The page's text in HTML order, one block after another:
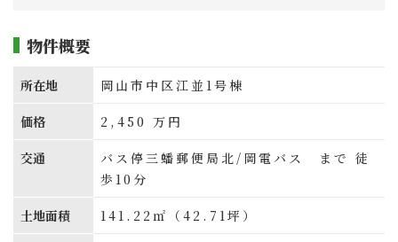
物件概要
所在地 岡山市中区江並1号棟
価格 2,450 万円
交通
バス停三蟠郵便局北/岡電バス まで 徒
歩10分
土地面積 141.22㎡（42.71坪）